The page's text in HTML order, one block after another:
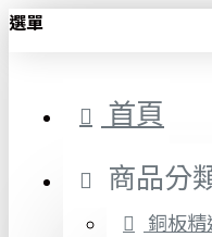
選單
首頁
商品分
銅板精